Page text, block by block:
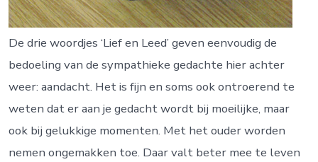
De drie woordjes ‘Lief en Leed’ geven eenvoudig de
bedoeling van de sympathieke gedachte hier achter
weer: aandacht. Het is fijn en soms ook ontroerend te
weten dat er aan je gedacht wordt bij moeilijke, maar
ook bij gelukkige momenten. Met het ouder worden
nemen ongemakken toe. Daar valt beter mee te leven